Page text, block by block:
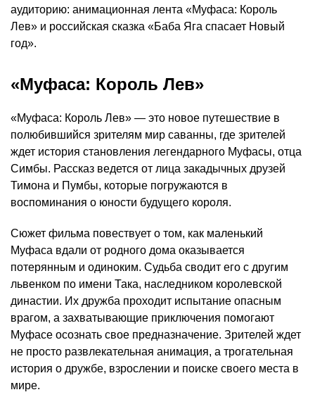
аудиторию: анимационная лента «Муфаса: Король
Лев» и российская сказка «Баба Яга спасает Новый
год».
«Муфаса: Король Лев»
«Муфаса: Король Лев» — это новое путешествие в
полюбившийся зрителям мир саванны, где зрителей
ждет история становления легендарного Муфасы, отца
Симбы. Рассказ ведется от лица закадычных друзей
Тимона и Пумбы, которые погружаются в
воспоминания о юности будущего короля.
Сюжет фильма повествует о том, как маленький
Муфаса вдали от родного дома оказывается
потерянным и одиноким. Судьба сводит его с другим
львенком по имени Така, наследником королевской
династии. Их дружба проходит испытание опасным
врагом, а захватывающие приключения помогают
Муфасе осознать свое предназначение. Зрителей ждет
не просто развлекательная анимация, а трогательная
история о дружбе, взрослении и поиске своего места в
мире.